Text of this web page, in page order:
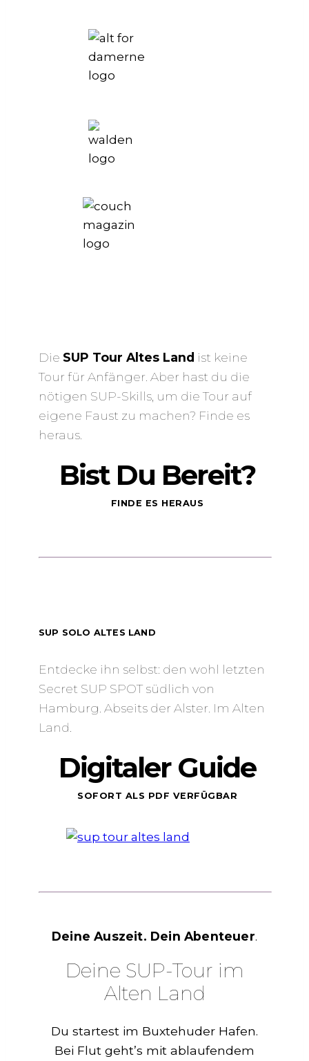
Die SUP Tour Altes Land ist keine
Tour für Anfänger. Aber hast du die
nötigen SUP-Skills, um die Tour auf
eigene Faust zu machen? Finde es
heraus.
Bist Du Bereit?
FINDE ES HERAUS
SUP SOLO ALTES LAND
Entdecke ihn selbst: den wohl letzten
Secret SUP SPOT südlich von
Hamburg. Abseits der Alster. Im Alten
Land.
Digitaler Guide
SOFORT ALS PDF VERFÜGBAR
Deine Auszeit. Dein Abenteuer.
Deine SUP-Tour im
Alten Land
Du startest im Buxtehuder Hafen.
Bei Flut geht’s mit ablaufendem